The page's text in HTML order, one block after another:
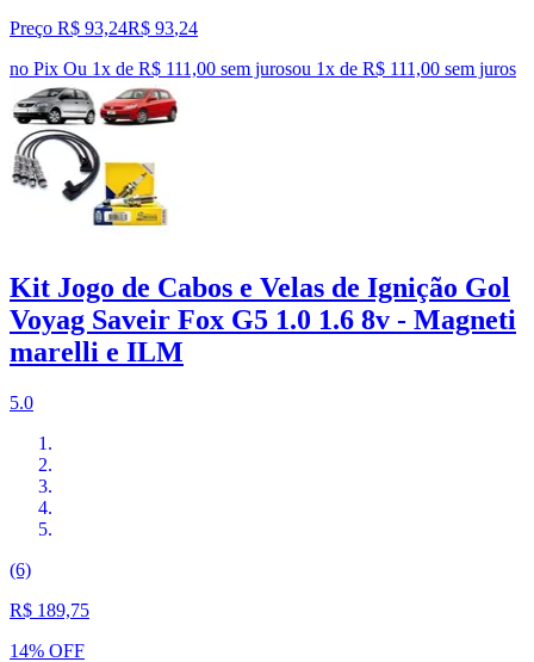
Preço R$ 93,24R$ 93,24
no Pix Ou 1x de R$ 111,00 sem jurosou 1x de R$ 111,00 sem juros
Kit Jogo de Cabos e Velas de Ignição Gol
Voyag Saveir Fox G5 1.0 1.6 8v - Magneti
marelli e ILM
5.0
(6)
R$ 189,75
14% OFF